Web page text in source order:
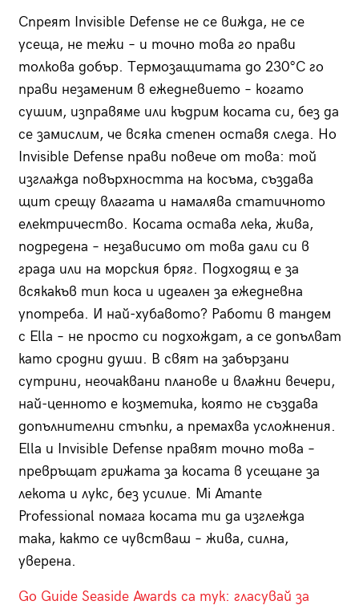
Спреят Invisible Defense не се вижда, не се
усеща, не тежи – и точно това го прави
толкова добър. Термозащитата до 230°C го
прави незаменим в ежедневието – когато
сушим, изправяме или къдрим косата си, без да
се замислим, че всяка степен оставя следа. Но
Invisible Defense прави повече от това: той
изглажда повърхността на косъма, създава
щит срещу влагата и намалява статичното
електричество. Косата остава лека, жива,
подредена – независимо от това дали си в
града или на морския бряг. Подходящ е за
всякакъв тип коса и идеален за ежедневна
употреба. И най-хубавото? Работи в тандем
с Ella – не просто си подхождат, а се допълват
като сродни души. В свят на забързани
сутрини, неочаквани планове и влажни вечери,
най-ценното е козметика, която не създава
допълнителни стъпки, а премахва усложнения.
Ella и Invisible Defense правят точно това –
превръщат грижата за косата в усещане за
лекота и лукс, без усилие. Mi Amante
Professional помага косата ти да изглежда
така, както се чувстваш – жива, силна,
уверена.
Go Guide Seaside Awards са тук: гласувай за